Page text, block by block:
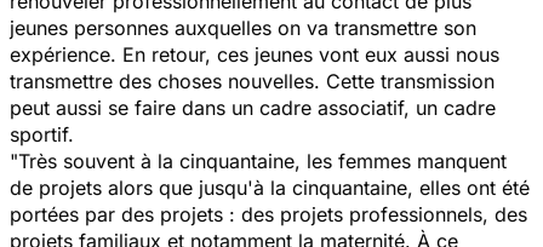
jeunes personnes auxquelles on va transmettre son
expérience. En retour, ces jeunes vont eux aussi nous
transmettre des choses nouvelles. Cette transmission
peut aussi se faire dans un cadre associatif, un cadre
sportif.
"Très souvent à la cinquantaine, les femmes manquent
de projets alors que jusqu'à la cinquantaine, elles ont été
portées par des projets : des projets professionnels, des
projets familiaux et notamment la maternité. À ce